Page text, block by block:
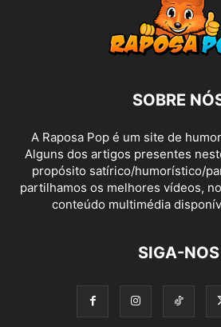
SOBRE
A Raposa Pop é um site de
Alguns dos artigos presentes
propósito satírico/humorístico/
partilhamos os melhores vídeos,
conteúdo multimédia
SIGA-NOS